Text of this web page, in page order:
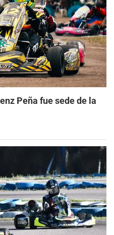
Peña fue sede de la